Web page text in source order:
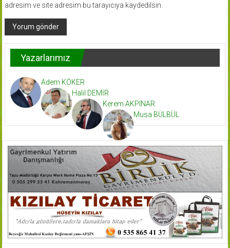
adresim ve site adresim bu tarayıcıya kaydedilsin.
Yazarlarımız
Adem KÖKER
Halil DEMİR
Kerem AKPINAR
Musa BÜLBÜL